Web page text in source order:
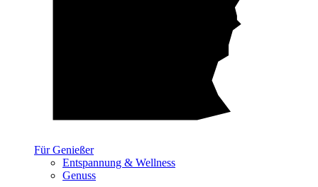
Für Genießer
Entspannung & Wellness
Genuss